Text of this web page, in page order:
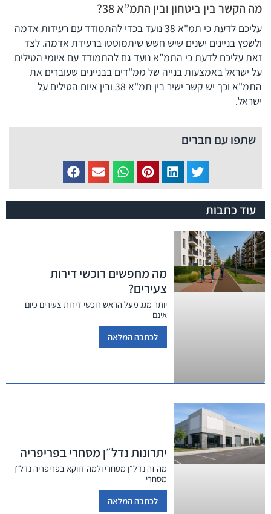
מה הקשר בין ביטחון ובין התמ”א 38?
עליכם לדעת כי תמ"א 38 נועד בכדי להתמודד עם רעידות אדמה
ולשפץ בניינים ישנים שיש חשש שיתמוטטו ברעידת אדמה. לצד
זאת עליכם לדעת כי התמ”א נועד גם להתמודד עם איומי הטילים
על ישראל באמצעות בנייה של ממ"דים בבניינים שעוברים את
התמ"א וכך יש קשר ישיר בין תמ"א 38 ובין איום הטילים על
ישראל.
שתפו עם חברים
עוד כתבות
מה מחפשים רוכשי דירות
צעירים?
יותר מגג מעל הראש רוכשי דירות צעירים כיום
אינם
לכתבה המלאה
יתרונות נדל״ן מסחרי בפריפריה
מה זה נדל״ן מסחרי ולמה דווקא בפריפריה נדל״ן
מסחרי
לכתבה המלאה